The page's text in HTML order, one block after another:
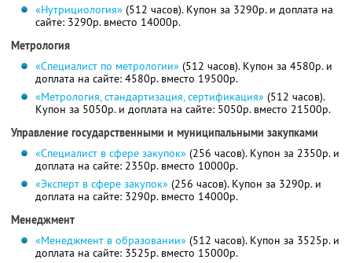
«Нутрициология» (512 часов). Купон за 3290р. и доплата на
сайте: 3290р. вместо 14000р.
Метрология
«Специалист по метрологии» (512 часов). Купон за 4580р. и
доплата на сайте: 4580р. вместо 19500р.
«Метрология, стандартизация, сертификация» (512 часов).
Купон за 5050р. и доплата на сайте: 5050р. вместо 21500р.
Управление государственными и муниципальными закупками
«Специалист в сфере закупок» (256 часов). Купон за 2350р. и
доплата на сайте: 2350р. вместо 10000р.
«Эксперт в сфере закупок» (256 часов). Купон за 3290р. и
доплата на сайте: 3290р. вместо 14000р.
Менеджмент
«Менеджмент в образовании» (512 часов). Купон за 3525р. и
доплата на сайте: 3525р. вместо 15000р.